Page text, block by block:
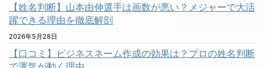
【姓名判断】山本由伸選手は画数が悪い？メジャーで大活
躍できる理由を徹底解剖
2026年5月28日
【口コミ】ビジネスネーム作成の効果は？プロの姓名判断